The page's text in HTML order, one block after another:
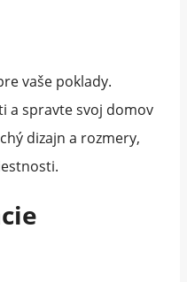
vaše poklady.
a spravte svoj domov
dizajn a rozmery,